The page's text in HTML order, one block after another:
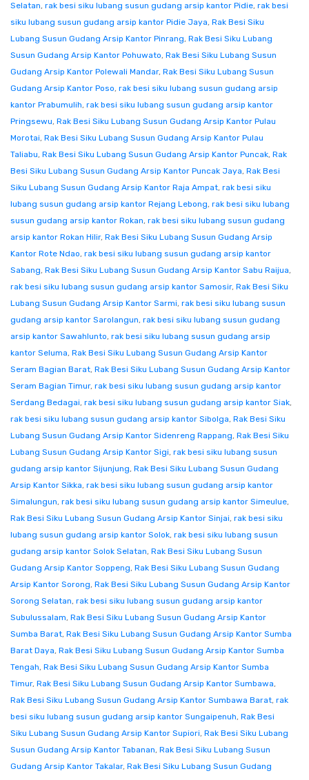
Selatan, rak besi siku lubang susun gudang arsip kantor Pidie, rak besi
siku lubang susun gudang arsip kantor Pidie Jaya, Rak Besi Siku
Lubang Susun Gudang Arsip Kantor Pinrang, Rak Besi Siku Lubang
Susun Gudang Arsip Kantor Pohuwato, Rak Besi Siku Lubang Susun
Gudang Arsip Kantor Polewali Mandar, Rak Besi Siku Lubang Susun
Gudang Arsip Kantor Poso, rak besi siku lubang susun gudang arsip
kantor Prabumulih, rak besi siku lubang susun gudang arsip kantor
Pringsewu, Rak Besi Siku Lubang Susun Gudang Arsip Kantor Pulau
Morotai, Rak Besi Siku Lubang Susun Gudang Arsip Kantor Pulau
Taliabu, Rak Besi Siku Lubang Susun Gudang Arsip Kantor Puncak, Rak
Besi Siku Lubang Susun Gudang Arsip Kantor Puncak Jaya, Rak Besi
Siku Lubang Susun Gudang Arsip Kantor Raja Ampat, rak besi siku
lubang susun gudang arsip kantor Rejang Lebong, rak besi siku lubang
susun gudang arsip kantor Rokan, rak besi siku lubang susun gudang
arsip kantor Rokan Hilir, Rak Besi Siku Lubang Susun Gudang Arsip
Kantor Rote Ndao, rak besi siku lubang susun gudang arsip kantor
Sabang, Rak Besi Siku Lubang Susun Gudang Arsip Kantor Sabu Raijua,
rak besi siku lubang susun gudang arsip kantor Samosir, Rak Besi Siku
Lubang Susun Gudang Arsip Kantor Sarmi, rak besi siku lubang susun
gudang arsip kantor Sarolangun, rak besi siku lubang susun gudang
arsip kantor Sawahlunto, rak besi siku lubang susun gudang arsip
kantor Seluma, Rak Besi Siku Lubang Susun Gudang Arsip Kantor
Seram Bagian Barat, Rak Besi Siku Lubang Susun Gudang Arsip Kantor
Seram Bagian Timur, rak besi siku lubang susun gudang arsip kantor
Serdang Bedagai, rak besi siku lubang susun gudang arsip kantor Siak,
rak besi siku lubang susun gudang arsip kantor Sibolga, Rak Besi Siku
Lubang Susun Gudang Arsip Kantor Sidenreng Rappang, Rak Besi Siku
Lubang Susun Gudang Arsip Kantor Sigi, rak besi siku lubang susun
gudang arsip kantor Sijunjung, Rak Besi Siku Lubang Susun Gudang
Arsip Kantor Sikka, rak besi siku lubang susun gudang arsip kantor
Simalungun, rak besi siku lubang susun gudang arsip kantor Simeulue,
Rak Besi Siku Lubang Susun Gudang Arsip Kantor Sinjai, rak besi siku
lubang susun gudang arsip kantor Solok, rak besi siku lubang susun
gudang arsip kantor Solok Selatan, Rak Besi Siku Lubang Susun
Gudang Arsip Kantor Soppeng, Rak Besi Siku Lubang Susun Gudang
Arsip Kantor Sorong, Rak Besi Siku Lubang Susun Gudang Arsip Kantor
Sorong Selatan, rak besi siku lubang susun gudang arsip kantor
Subulussalam, Rak Besi Siku Lubang Susun Gudang Arsip Kantor
Sumba Barat, Rak Besi Siku Lubang Susun Gudang Arsip Kantor Sumba
Barat Daya, Rak Besi Siku Lubang Susun Gudang Arsip Kantor Sumba
Tengah, Rak Besi Siku Lubang Susun Gudang Arsip Kantor Sumba
Timur, Rak Besi Siku Lubang Susun Gudang Arsip Kantor Sumbawa,
Rak Besi Siku Lubang Susun Gudang Arsip Kantor Sumbawa Barat, rak
besi siku lubang susun gudang arsip kantor Sungaipenuh, Rak Besi
Siku Lubang Susun Gudang Arsip Kantor Supiori, Rak Besi Siku Lubang
Susun Gudang Arsip Kantor Tabanan, Rak Besi Siku Lubang Susun
Gudang Arsip Kantor Takalar, Rak Besi Siku Lubang Susun Gudang